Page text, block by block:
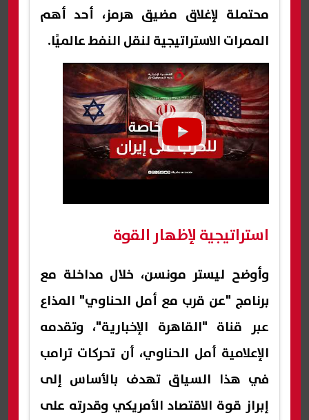
محتملة لإغلاق مضيق هرمز، أحد أهم
الممرات الاستراتيجية لنقل النفط عالميًا.
استراتيجية لإظهار القوة
وأوضح ليستر مونسن، خلال مداخلة مع
برنامج "عن قرب مع أمل الحناوي" المذاع
عبر قناة "القاهرة الإخبارية"، وتقدمه
الإعلامية أمل الحناوي، أن تحركات ترامب
في هذا السياق تهدف بالأساس إلى
إبراز قوة الاقتصاد الأمريكي وقدرته على